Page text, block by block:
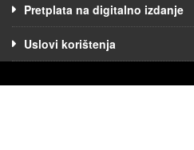
Pretplata na digitalno izdanje
Uslovi korištenja